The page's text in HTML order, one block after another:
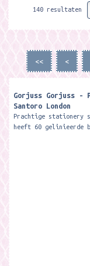
140 resultaten
<< <
Gorjuss Gorjuss -
Santoro London
Prachtige stationery
heeft 60 gelinieerde